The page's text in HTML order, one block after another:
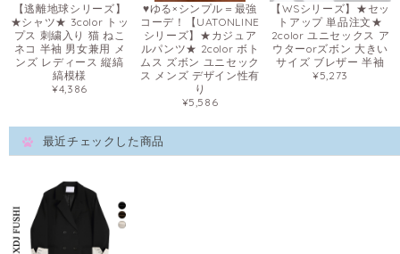
【逃離地球シリーズ】
★シャツ★ 3color トッ
プス 刺繍入り 猫 ねこ
ネコ 半袖 男女兼用 メ
ンズ レディース 縦縞
縞模様
¥4,386
♥ゆる×シンプル＝最強
コーデ！【UATONLINE
シリーズ】★カジュア
ルパンツ★ 2color ボト
ムス ズボン ユニセック
ス メンズ デザイン性有
り
¥5,586
【WSシリーズ】★セッ
トアップ 単品注文★
2color ユニセックス ア
ウターorズボン 大きい
サイズ ブレザー 半袖
¥5,273
最近チェックした商品